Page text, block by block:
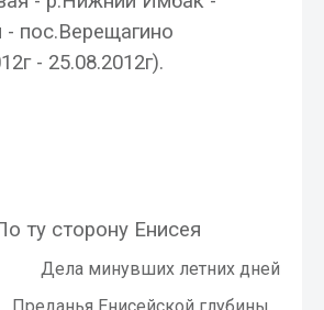
- пос.Верещагино
- 25.08.2012г).
ту сторону Енисея
Дела минувших летних дней